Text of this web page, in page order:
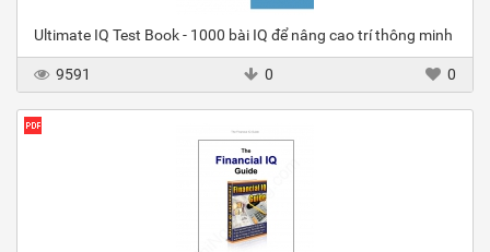
Ultimate IQ Test Book - 1000 bài IQ để nâng cao trí thông minh
9591 0 0